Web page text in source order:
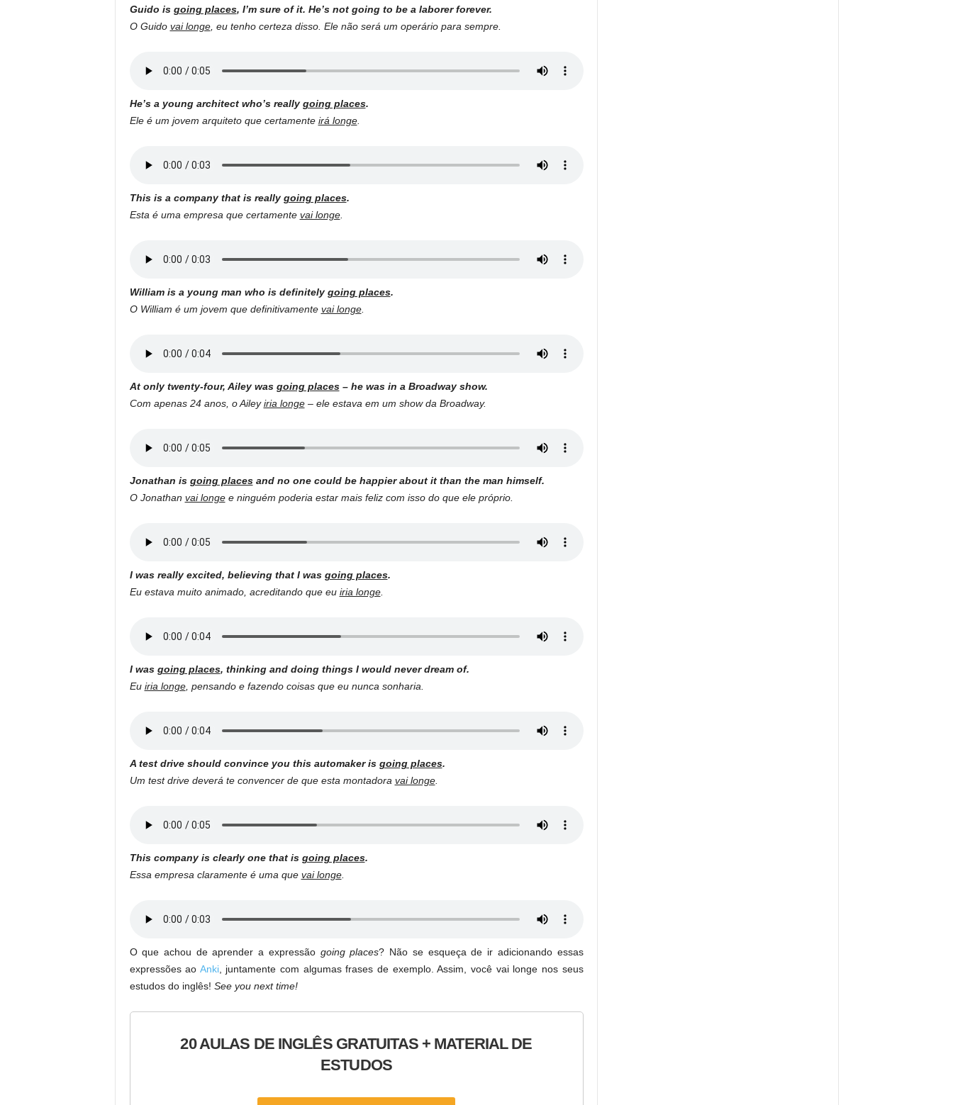
Guido is going places, I’m sure of it. He’s not going to be a laborer forever.
O Guido vai longe, eu tenho certeza disso. Ele não será um operário para sempre.
He’s a young architect who’s really going places.
Ele é um jovem arquiteto que certamente irá longe.
This is a company that is really going places.
Esta é uma empresa que certamente vai longe.
William is a young man who is definitely going places.
O William é um jovem que definitivamente vai longe.
At only twenty-four, Ailey was going places– he was in a Broadway show.
Com apenas 24 anos, o Aileyiria longe– ele estava em um show da Broadway.
Jonathan is going placesand no one could be happier about it than the man himself.
O Jonathan vai longee ninguém poderia estar mais feliz com isso do que ele próprio.
I was really excited, believing that I was going places.
Eu estava muito animado, acreditando que eu iria longe.
I was going places, thinking and doing things I would never dream of.
Eu iria longe, pensando e fazendo coisas que eu nunca sonharia.
A test drive should convince you this automaker is going places.
Um test drive deverá te convencer de que esta montadora vai longe.
This company is clearly one that is going places.
Essa empresa claramente é uma que vai longe.
O que achou de aprender a expressão going places? Não se esqueça de ir adicionando essas
expressões ao Anki, juntamente com algumas frases de exemplo. Assim, você vai longe nos seus
estudos do inglês! See you next time!
20 AULAS DE INGLÊS GRATUITAS + MATERIAL DE
ESTUDOS